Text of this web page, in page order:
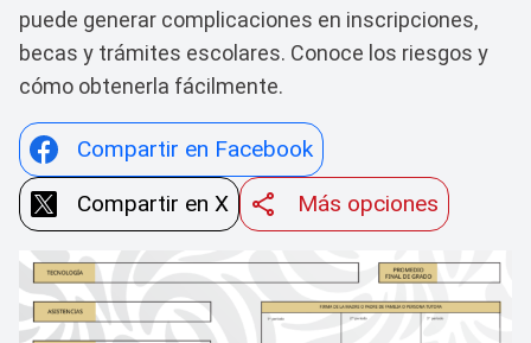
puede generar complicaciones en inscripciones,
becas y trámites escolares. Conoce los riesgos y
cómo obtenerla fácilmente.
Compartir en Facebook
Compartir en X
Más opciones